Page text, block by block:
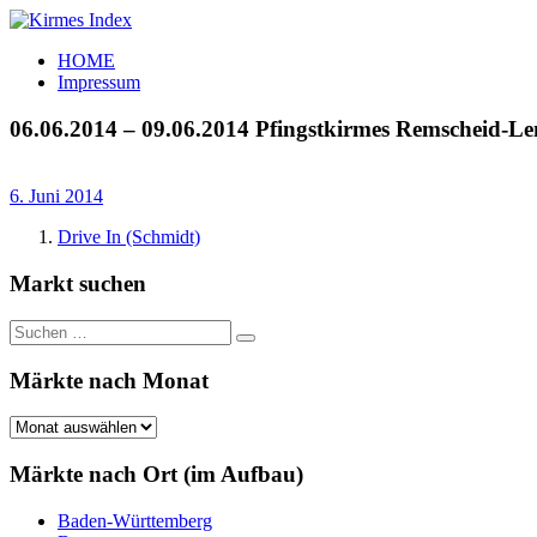
Zum
springen
Kirmes
Index
Tourpläne
der
HOME
Impressum
06.06.2014 – 09.06.2014 Pfingstkirmes Remscheid-
6. Juni 2014
Drive In (Schmidt)
Markt suchen
Suchen
nach:
Suchen
Märkte nach Monat
Märkte
Monat
Märkte nach Ort (im Aufbau)
Baden-Württemberg